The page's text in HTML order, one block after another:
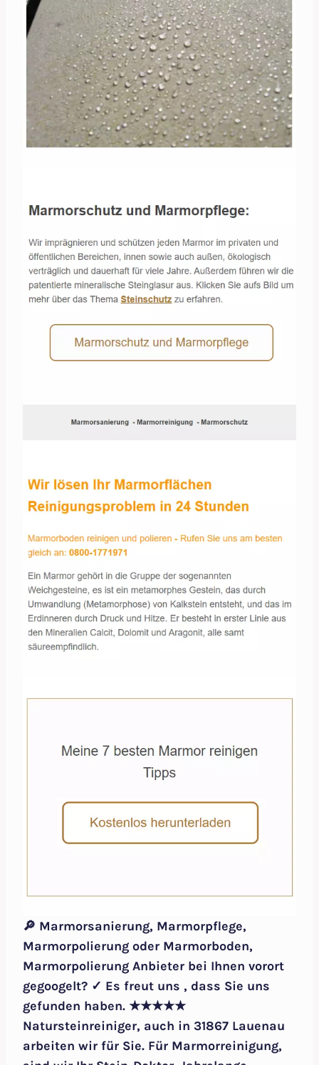
🔎 Marmorsanierung, Marmorpflege,
Marmorpolierung oder Marmorboden,
Marmorpolierung Anbieter bei Ihnen vorort
gegoogelt? ✓ Es freut uns , dass Sie uns
gefunden haben. ★★★★★
Natursteinreiniger, auch in 31867 Lauenau
arbeiten wir für Sie. Für Marmorreinigung,